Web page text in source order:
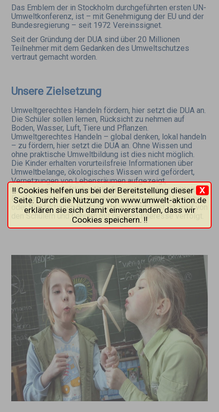
Das Emblem der in Stockholm durchgeführten ersten UN-
Umweltkonferenz, ist – mit Genehmigung der EU und der
Bundesregierung – seit 1972 Vereinssignet.
Seit der Gründung der DUA sind über 20 Millionen
Teilnehmer mit dem Gedanken des Umweltschutzes
vertraut gemacht worden.
Unsere Zielsetzung
Umweltgerechtes Handeln fördern, hier setzt die DUA an.
Die Schüler sollen lernen, Rücksicht zu nehmen auf
Boden, Wasser, Luft, Tiere und Pflanzen.
Umweltgerechtes Handeln – global denken, lokal handeln
– zu fördern, hier setzt die DUA an. Ohne Wissen und
ohne praktische Umweltbildung ist dies nicht möglich.
Die Kinder erhalten vorurteilsfreie Informationen über
Umweltbelange, ökologisches Wissen wird gefördert,
Vernetzungen von Lebensräumen aufgezeigt,
naturwissenschaftliche Abläufe anschaulich vermittelt.
Der Umweltunterricht, der durch Vorführungen, Versuche
oder Waldaktionen kindgerecht aufgearbeitet ist, wird von
den Schülern und Lehrern mit großem Interesse verfolgt.
X
!! Cookies helfen uns bei der Bereitstellung dieser
Seite. Durch die Nutzung von www.umwelt-aktion.de
erklären sie sich damit einverstanden, dass wir
Cookies speichern. !!